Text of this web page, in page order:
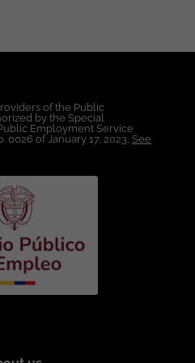
Agent.
operadoresPowerShell
de
Experiencia con
Experiencia en
MongoDB. Habilidades
Comunicación
técnicos y no técnicos.
Organización y
of the Public
by the Special
Employment Service
of January 17, 2023, See